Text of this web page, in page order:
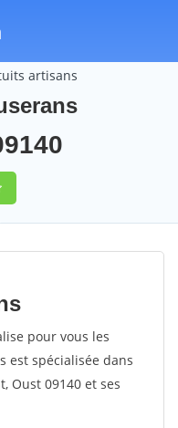
artisans
pour vous les
est spécialisée dans
Oust 09140 et ses